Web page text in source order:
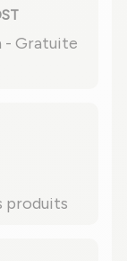
- Gratuite
produits